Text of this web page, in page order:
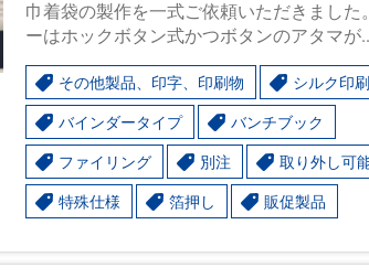
巾着袋の製作を一式ご依頼いただきました
ーはホックボタン式かつボタンのアタマが
その他製品、印字、印刷物 シルク印刷
バインダータイプ バンチブック
ファイリング 別注 取り外し可
特殊仕様 箔押し 販促製品